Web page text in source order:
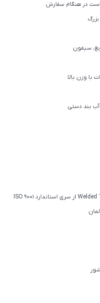
در هنگام سفارش
سیفون
با وزن بالا
بند دستی